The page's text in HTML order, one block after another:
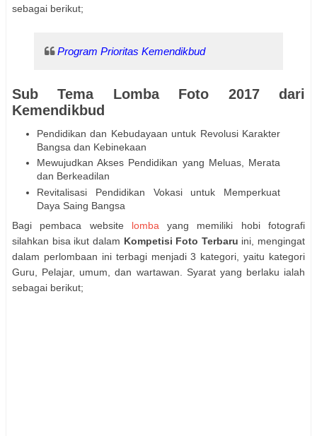
sebagai berikut;
Program Prioritas Kemendikbud
Sub Tema Lomba Foto 2017 dari
Kemendikbud
Pendidikan dan Kebudayaan untuk Revolusi Karakter
Bangsa dan Kebinekaan
Mewujudkan Akses Pendidikan yang Meluas, Merata
dan Berkeadilan
Revitalisasi Pendidikan Vokasi untuk Memperkuat
Daya Saing Bangsa
Bagi pembaca website lomba yang memiliki hobi fotografi
silahkan bisa ikut dalam Kompetisi Foto Terbaru ini, mengingat
dalam perlombaan ini terbagi menjadi 3 kategori, yaitu kategori
Guru, Pelajar, umum, dan wartawan. Syarat yang berlaku ialah
sebagai berikut;